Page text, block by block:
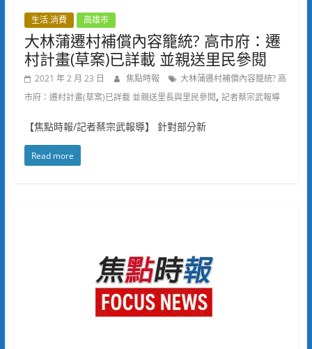
生活.消費 高雄市
大林蒲遷村補償內容籠統? 高市府：遷
村計畫(草案)已詳載 並親送里民參閱
2021 年 2 月 23 日 焦點時報
大林蒲遷村補償內容籠統? 高
市府：遷村計畫(草案)已詳載 並親送里長與里民參閱, 記者蔡宗武報導
【焦點時報/記者蔡宗武報導】 針對部分新
Read more